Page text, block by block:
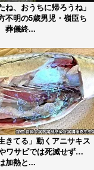
ね、おうちに帰ろうね」
不明の5歳男児・嶺臣ち
葬儀終...
きてる」動くアニサキス
ワサビでは死滅せず…
加熱と...